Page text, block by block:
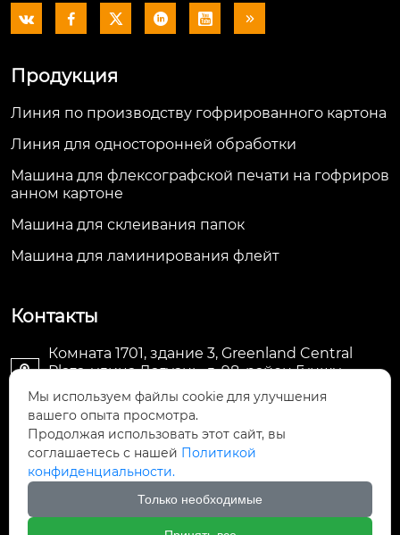
     
Продукция
Линия по производству гофрированного картона
Линия для односторонней обработки
Машина для флексографской печати на гофриров
анном картоне
Машина для склеивания папок
Машина для ламинирования флейт
Контакты

Комната 1701, здание 3, Greenland Central
Plaza, улица Дагуань, д. 98, район Гуншу,
Ханчжоу, провинция Чжэцзян, Китай
 machine@royal-packing.com
 +86-571-85829052
 +8613325819288
Мы используем файлы cookie для улучшения
вашего опыта просмотра.
Продолжая использовать этот сайт, вы
соглашаетесь с нашей Политикой
конфиденциальности.
Только необходимые